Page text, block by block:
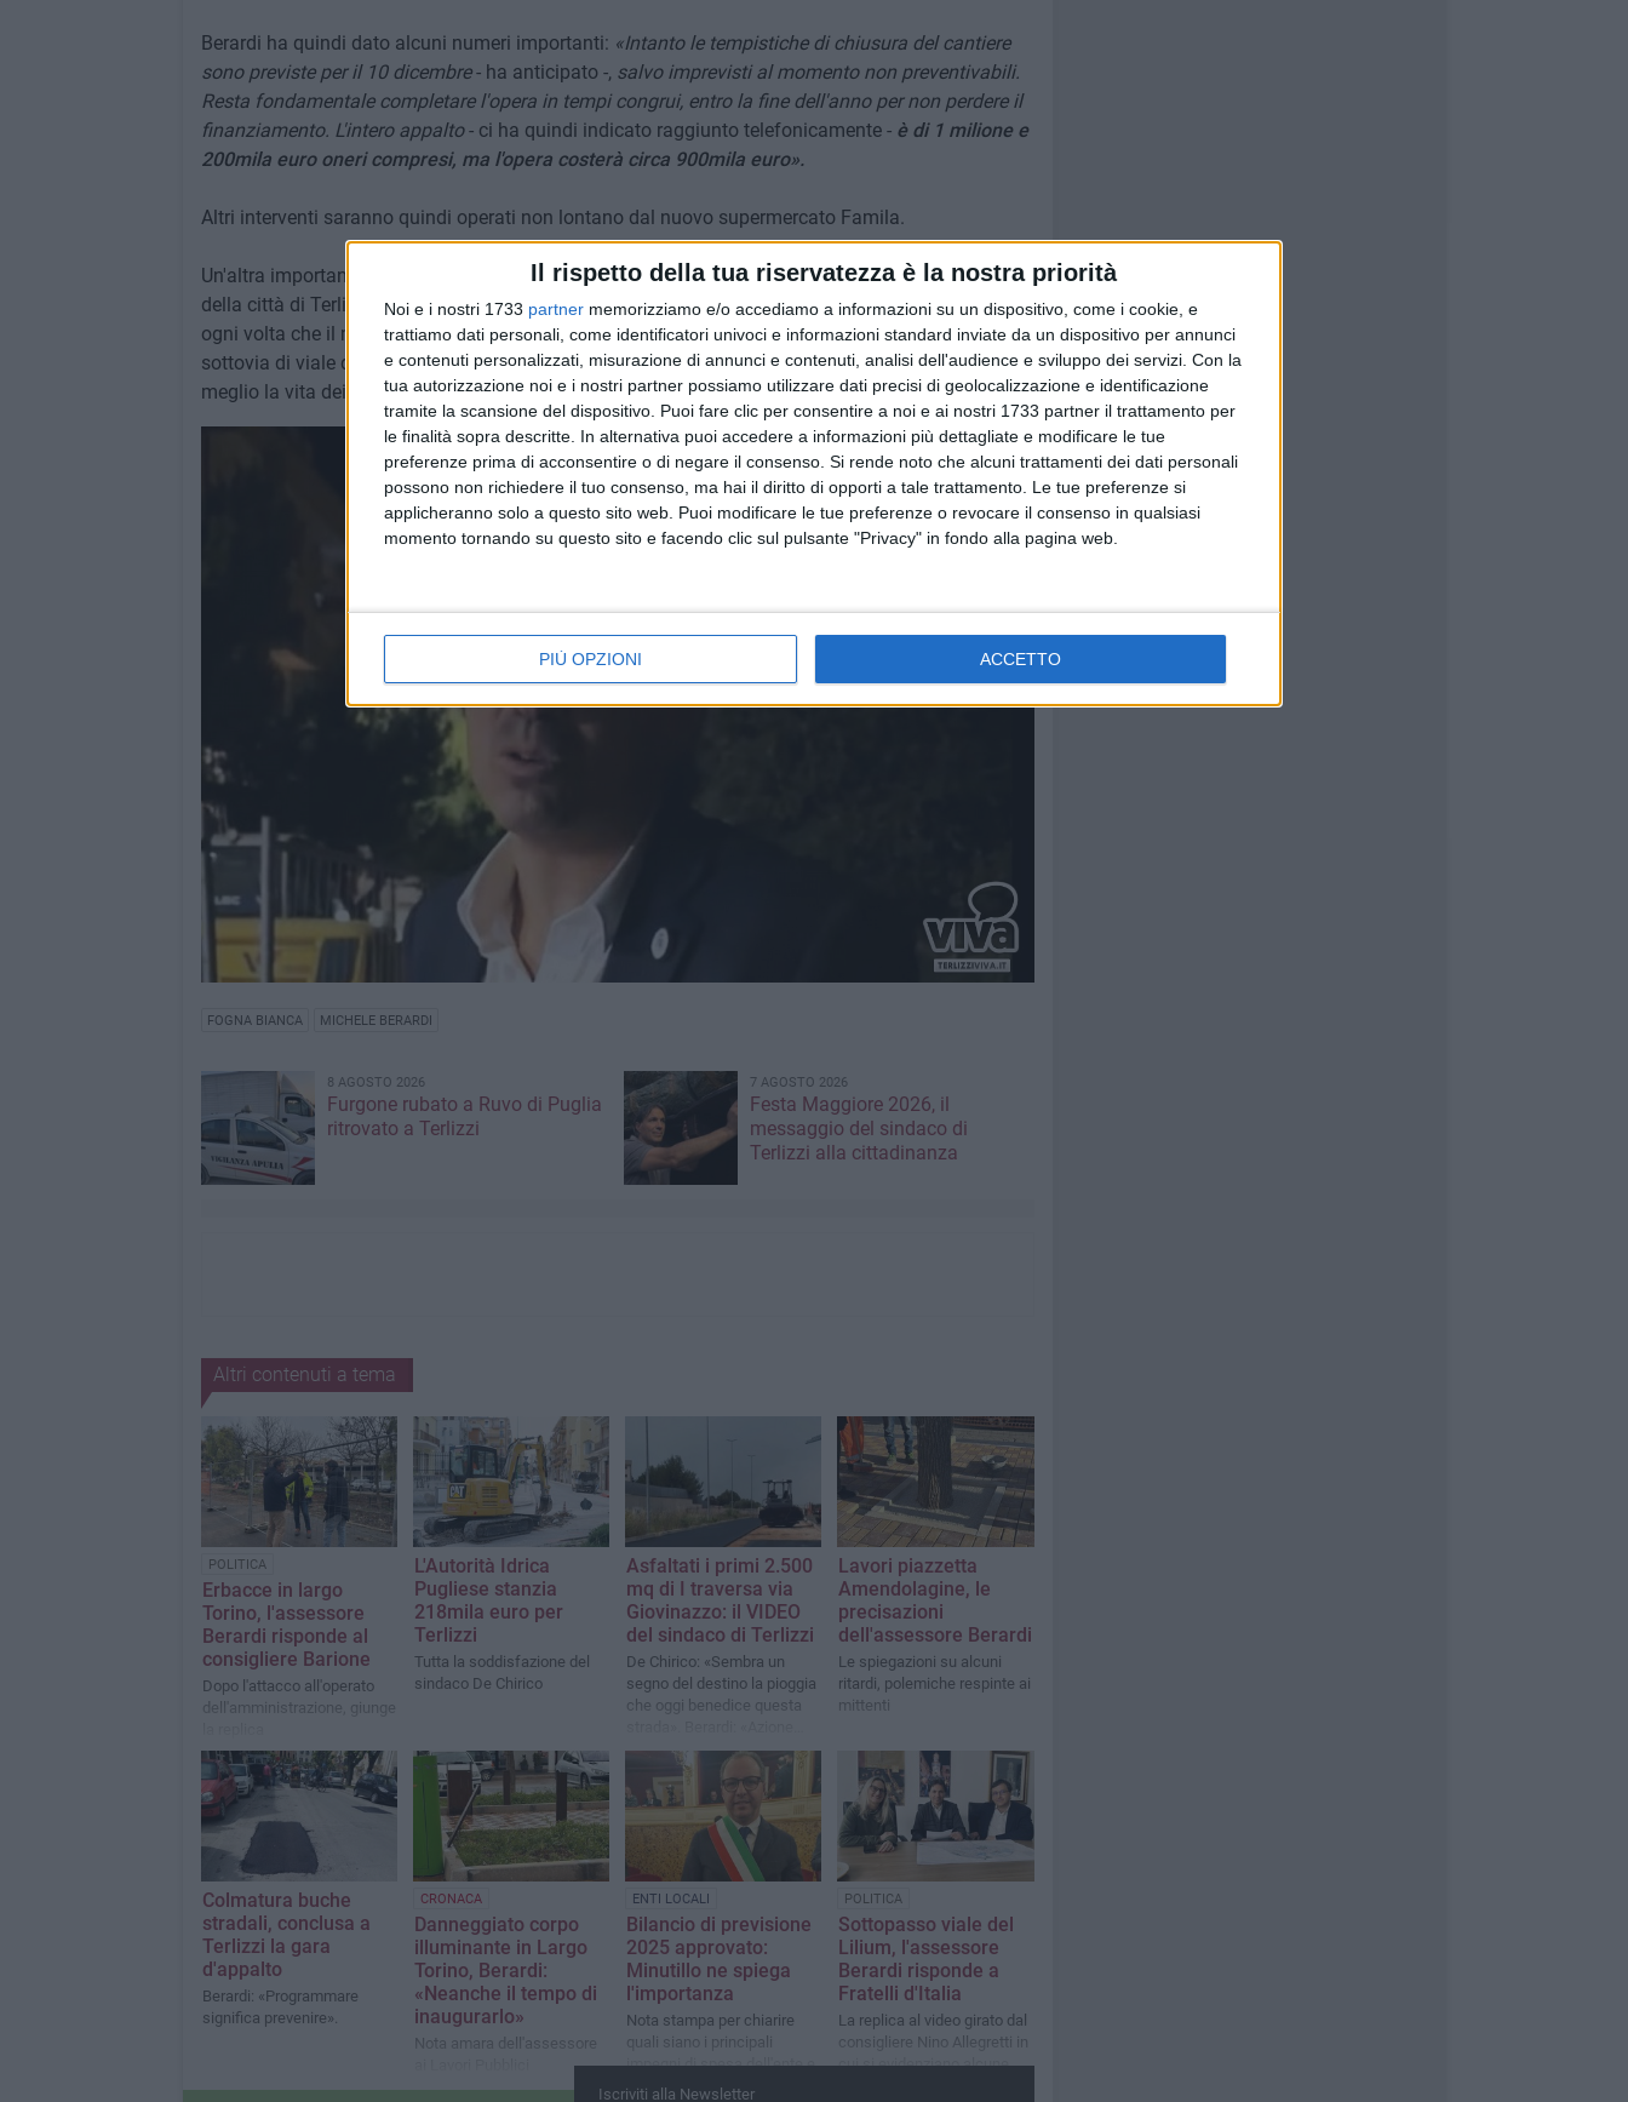
Il rispetto della tua riservatezza è la nostra priorità
Noi e i nostri 1733 partner memorizziamo e/o accediamo a informazioni su un dispositivo, come i cookie, e
trattiamo dati personali, come identificatori univoci e informazioni standard inviate da un dispositivo per annunci
e contenuti personalizzati, misurazione di annunci e contenuti, analisi dell'audience e sviluppo dei servizi. Con la
tua autorizzazione noi e i nostri partner possiamo utilizzare dati precisi di geolocalizzazione e identificazione
tramite la scansione del dispositivo. Puoi fare clic per consentire a noi e ai nostri 1733 partner il trattamento per
le finalità sopra descritte. In alternativa puoi accedere a informazioni più dettagliate e modificare le tue
preferenze prima di acconsentire o di negare il consenso. Si rende noto che alcuni trattamenti dei dati personali
possono non richiedere il tuo consenso, ma hai il diritto di opporti a tale trattamento. Le tue preferenze si
applicheranno solo a questo sito web. Puoi modificare le tue preferenze o revocare il consenso in qualsiasi
momento tornando su questo sito e facendo clic sul pulsante "Privacy" in fondo alla pagina web.
PIÙ OPZIONI ACCETTO
Berardi ha quindi dato alcuni numeri importanti: «Intanto le tempistiche di chiusura del cantiere
sono previste per il 10 dicembre- ha anticipato -, salvo imprevisti al momento non preventivabili.
Resta fondamentale completare l'opera in tempi congrui, entro la fine dell'anno per non perdere il
finanziamento. L'intero appalto- ci ha quindi indicato raggiunto telefonicamente - è di 1 milione e
200mila euro oneri compresi, ma l'opera costerà circa 900mila euro».
Altri interventi saranno quindi operati non lontano dal nuovo supermercato Famila.
Un'altra importante opera pubblica verrà dunque portata a termine e dovrebbe cambiare le sorti
della città di Terlizzi in tema di smaltimento delle acque, tema sempre al centro di accesi dibattiti
ogni volta che il maltempo si fa più intenso e lascia strascichi nel centro abitato. Insieme al
sottovia di viale del Lilium si tratta di cantieri che necessariamente sono destinati a cambiare in
meglio la vita dei terlizzesi.
FOGNA BIANCA MICHELE BERARDI
8 AGOSTO 2026
Furgone rubato a Ruvo di Puglia
ritrovato a Terlizzi
7 AGOSTO 2026
Festa Maggiore 2026, il
messaggio del sindaco di
Terlizzi alla cittadinanza
Altri contenuti a tema
POLITICA
Erbacce in largo
Torino, l'assessore
Berardi risponde al
consigliere Barione
Dopo l'attacco all'operato
dell'amministrazione, giunge
L'Autorità Idrica
Pugliese stanzia
218mila euro per
Terlizzi
Tutta la soddisfazione del
sindaco De Chirico
Asfaltati i primi 2.500
mq di I traversa via
Giovinazzo: il VIDEO
del sindaco di Terlizzi
De Chirico: «Sembra un
segno del destino la pioggia
che oggi benedice questa
sinergica con gli uffici»
Lavori piazzetta
Amendolagine, le
precisazioni
dell'assessore Berardi
Le spiegazioni su alcuni
ritardi, polemiche respinte ai
mittenti
Colmatura buche
stradali, conclusa a
Terlizzi la gara
d'appalto
Berardi: «Programmare
significa prevenire».
CRONACA
Danneggiato corpo
illuminante in Largo
Torino, Berardi:
«Neanche il tempo di
inaugurarlo»
Nota amara dell'assessore
ENTI LOCALI
Bilancio di previsione
2025 approvato:
Minutillo ne spiega
l'importanza
Nota stampa per chiarire
quali siano i principali
impegni di spesa dell'ente e
per ringraziare chi si è
POLITICA
Sottopasso viale del
Lilium, l'assessore
Berardi risponde a
Fratelli d'Italia
La replica al video girato dal
consigliere Nino Allegretti in
cui si evidenziano alcune
Iscriviti alla Newsletter